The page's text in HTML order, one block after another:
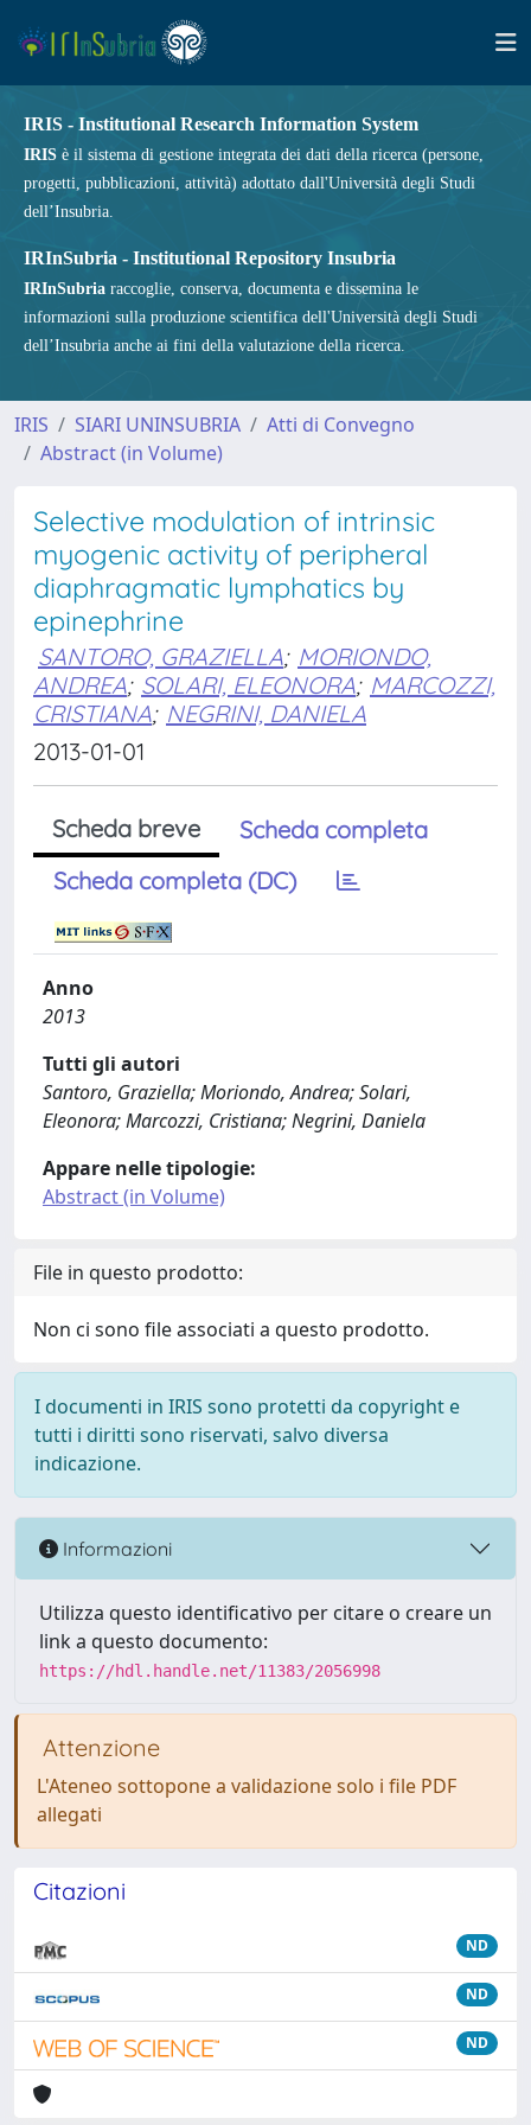
IRIS - Institutional Research Information System
IRIS è il sistema di gestione integrata dei dati della ricerca (persone,
progetti, pubblicazioni, attività) adottato dall'Università degli Studi
dell’Insubria.
IRInSubria - Institutional Repository Insubria
IRInSubria raccoglie, conserva, documenta e dissemina le
informazioni sulla produzione scientifica dell'Università degli Studi
dell’Insubria anche ai fini della valutazione della ricerca.
IRIS SIARI UNINSUBRIA
Atti di Convegno
Abstract (in Volume)
Selective modulation of intrinsic
myogenic activity of peripheral
diaphragmatic lymphatics by
epinephrine
SANTORO, GRAZIELLA; MORIONDO,
ANDREA; SOLARI, ELEONORA; MARCOZZI,
CRISTIANA; NEGRINI, DANIELA
2013-01-01
Scheda breve
Scheda completa
Scheda completa (DC)
Anno
2013
Tutti gli autori
Santoro, Graziella; Moriondo, Andrea; Solari,
Eleonora; Marcozzi, Cristiana; Negrini, Daniela
Appare nelle tipologie:
Abstract (in Volume)
File in questo prodotto:
Non ci sono file associati a questo prodotto.
I documenti in IRIS sono protetti da copyright e
tutti i diritti sono riservati, salvo diversa
indicazione.
Informazioni
Utilizza questo identificativo per citare o creare un
link a questo documento:
https://hdl.handle.net/11383/2056998
Attenzione
L'Ateneo sottopone a validazione solo i file PDF
allegati
Citazioni
ND
ND
ND